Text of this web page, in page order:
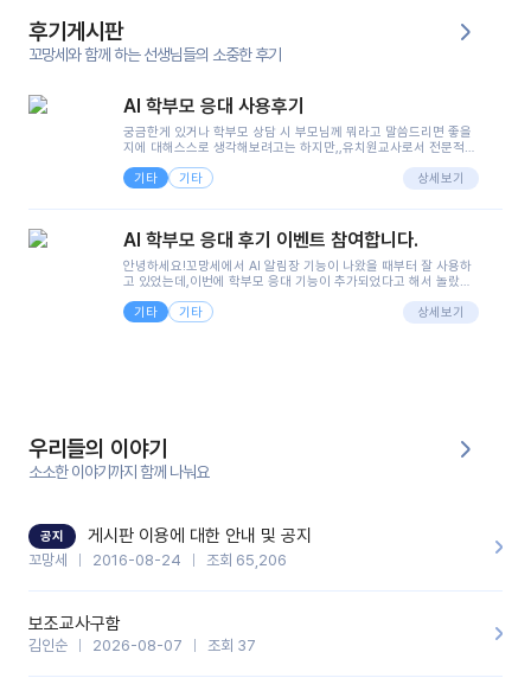
후기게시판
꼬망세와 함께 하는 선생님들의 소중한 후기
AI 학부모 응대 사용후기
궁금한게 있거나 학부모 상담 시 부모님께 뭐라고 말씀드리면 좋을
지에 대해스스로 생각해보려고는 하지만,,유치원교사로서 전문적인
려니 어려울때가...^^(저만 그런거 아니죠 ㅜㅜ)꼬망봇의 장점은 지
피티나 제미나이는 몇세이고 여자인지 남자인지 등그래도 좀 기본
정보를 제공하면서 물어봐야할 때가 있어그때마다 정보를 입력하는
으셔서 고민이 됐는데ai 학부모 응대를 써볼 수 있어서 좋았어요!앞
면..)그리고 제가 신입 때 이게 있었더라면 ㅜㅜㅜㅜ?응대 팁이 정말
좋은거 같아요지금은 그래도 아이들이 잘 이해 되지만초임 때는 정
말 어려워서 항상다른 선생님들께 도움을 요청했었거든요..ㅠ*일지
쓸 때도 좀 도움이 되는 거 같아요!
기타 기타 상세보기
AI 학부모 응대 후기 이벤트 참여합니다.
안녕하세요!꼬망세에서 AI 알림장 기능이 나왔을 때부터 잘 사용하
고 있었는데,이번에 학부모 응대 기능이 추가되었다고 해서 놀랐습
님 응대에 더 많은 부담을 느끼고 있습니다 ㅠㅠ이번에 제가 원에서
겪은 일과 학부모님께 전달드렸던 내용을 함께 보시고,저와 비슷한
을 많이 하는데,꼬망봇 덕분에 고민하는 시간을 줄이고 학부모님을
안심시킬 수 있었습니다.이 부분은 꼬망봇이 추가로 알려준 응대 tip
입니다.학부모님께 전화를 드리기 전에, 내용을 숙지하여 좀 더 전문
성 있는 교사가 되어 대화를 나눌 수 있었습니다.꼬망세 AI학부모 응
기능을 개발해 주셔서 감사합니다.
기타 기타 상세보기
우리들의 이야기
소소한 이야기까지 함께 나눠요
공지 게시판 이용에 대한 안내 및 공지
꼬망세 2016-08-24 조회 65,206
보조교사구함
김인순 2026-08-07 조회 37